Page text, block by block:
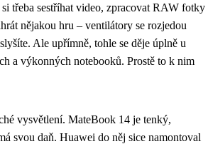
třeba sestříhat video, zpracovat RAW fotky
nějakou hru – ventilátory se rozjedou
Ale upřímně, tohle se děje úplně u
a výkonných notebooků. Prostě to k nim
vysvětlení. MateBook 14 je tenký,
svou daň. Huawei do něj sice namontoval